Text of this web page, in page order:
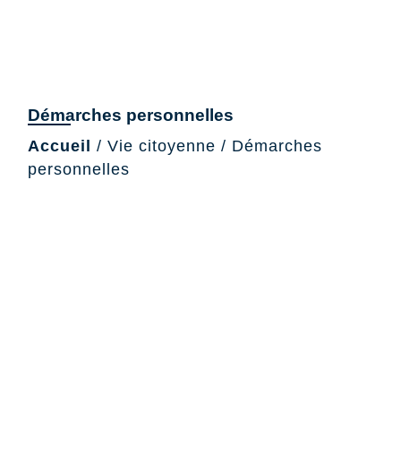
Démarches personnelles
Accueil / Vie citoyenne / Démarches
personnelles